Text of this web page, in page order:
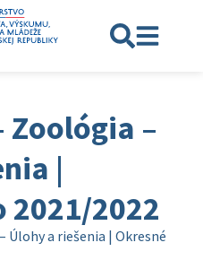
Zoológia –
|
2021/2022
Úlohy a riešenia | Okresné